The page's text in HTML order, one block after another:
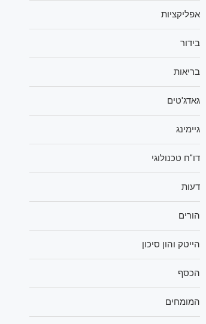
אפליקציות
בידור
בריאות
גאדג'טים
גיימינג
דו"ח טכנולוגי
דעות
הורים
הייטק והון סיכון
הכסף
המומחים